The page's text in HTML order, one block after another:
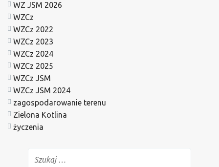
WZ JSM 2026
WZCz
WZCz 2022
WZCz 2023
WZCz 2024
WZCz 2025
WZCz JSM
WZCz JSM 2024
zagospodarowanie terenu
Zielona Kotlina
życzenia